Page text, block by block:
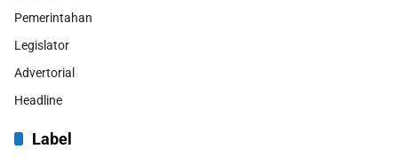
Pemerintahan
Legislator
Advertorial
Headline
Label